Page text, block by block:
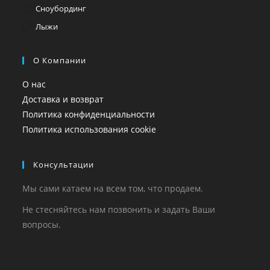
Сноубординг
Лыжи
О Компании
О нас
Доставка и возврат
Политика конфиденциальности
Политика использования cookie
Консультации
Мы сами катаем на всем том, что продаем.
Не стесняйтесь нам позвонить и задать Ваши
вопросы.